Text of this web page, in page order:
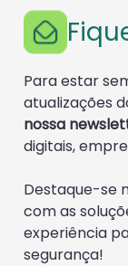
Para estar
atualizações
nossa
digitais,
Destaque-se
com as
experiência
segurança!